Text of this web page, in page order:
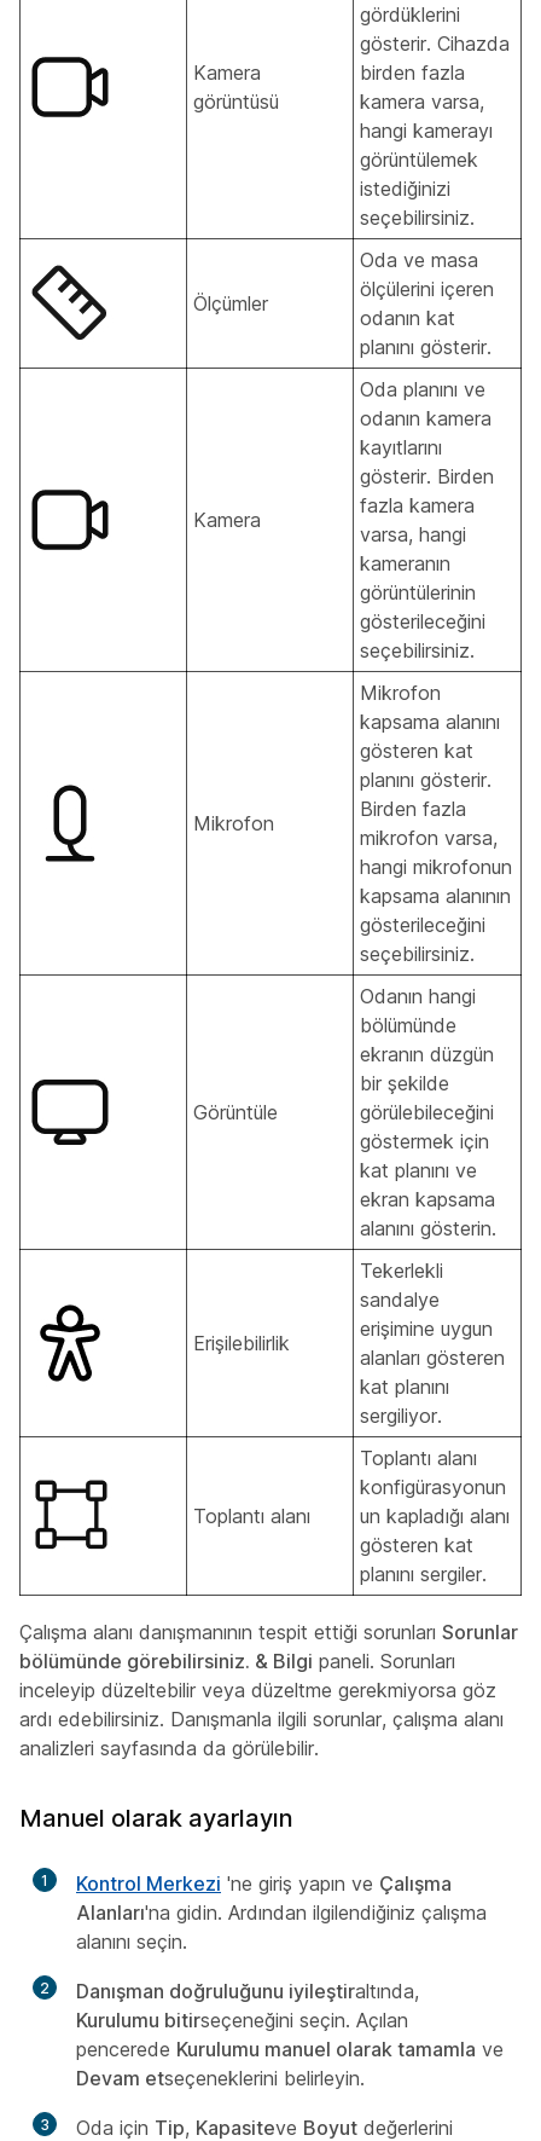
Kamera
görüntüsü
gördüklerini
gösterir. Cihazda
birden fazla
kamera varsa,
hangi kamerayı
görüntülemek
istediğinizi
seçebilirsiniz.
Ölçümler
Oda ve masa
ölçülerini içeren
odanın kat
planını gösterir.
Kamera
Oda planını ve
odanın kamera
kayıtlarını
gösterir. Birden
fazla kamera
varsa, hangi
kameranın
görüntülerinin
gösterileceğini
seçebilirsiniz.
Mikrofon
Mikrofon
kapsama alanını
gösteren kat
planını gösterir.
Birden fazla
mikrofon varsa,
hangi mikrofonun
kapsama alanının
gösterileceğini
seçebilirsiniz.
Görüntüle
Odanın hangi
bölümünde
ekranın düzgün
bir şekilde
görülebileceğini
göstermek için
kat planını ve
ekran kapsama
alanını gösterin.
Erişilebilirlik
Tekerlekli
sandalye
erişimine uygun
alanları gösteren
kat planını
sergiliyor.
Toplantı alanı
Toplantı alanı
konfigürasyonun
un kapladığı alanı
gösteren kat
planını sergiler.
Çalışma alanı danışmanının tespit ettiği sorunları Sorunlar
bölümünde görebilirsiniz. & Bilgi paneli. Sorunları
inceleyip düzeltebilir veya düzeltme gerekmiyorsa göz
ardı edebilirsiniz. Danışmanla ilgili sorunlar, çalışma alanı
analizleri sayfasında da görülebilir.
Manuel olarak ayarlayın
1 Kontrol Merkezi 'ne giriş yapın ve Çalışma
Alanları'na gidin. Ardından ilgilendiğiniz çalışma
alanını seçin.
2 Danışman doğruluğunu iyileştiraltında,
Kurulumu bitirseçeneğini seçin. Açılan
pencerede Kurulumu manuel olarak tamamla ve
Devam etseçeneklerini belirleyin.
3 Oda için Tip, Kapasiteve Boyut değerlerini